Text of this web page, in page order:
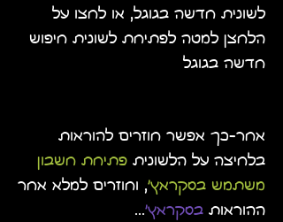
לשונית חדשה בגוגל, או לחצו על
הלחצן למטה לפתיחת לשונית חיפוש
חדשה בגוגל
אחר-כך אפשר חוזרים להוראות
בלחיצה על הלשונית פתיחת חשבון
משתמש בסקראץ', וחוזרים למלא אחר
ההוראות בסקראץ'...